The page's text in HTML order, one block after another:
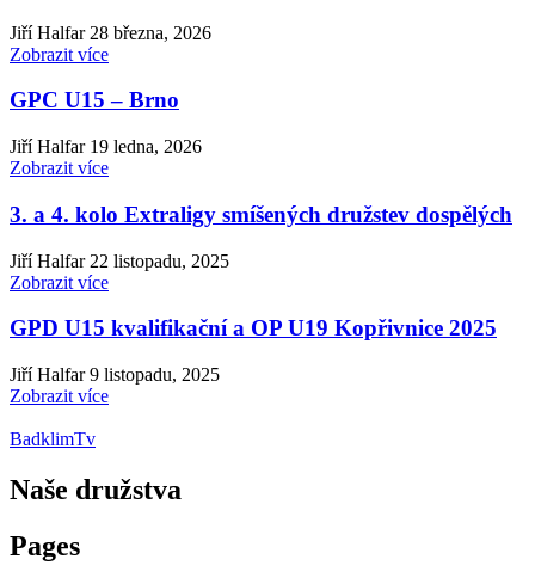
Jiří Halfar 28 března, 2026
Zobrazit více
GPC U15 – Brno
Jiří Halfar 19 ledna, 2026
Zobrazit více
3. a 4. kolo Extraligy smíšených družstev dospělých
Jiří Halfar 22 listopadu, 2025
Zobrazit více
GPD U15 kvalifikační a OP U19 Kopřivnice 2025
Jiří Halfar9 listopadu, 2025
Zobrazit více
BadklimTv
Naše družstva
Pages